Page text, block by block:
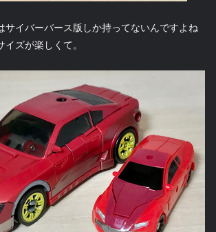
イバーバース版しか持ってないんですよね
ズが楽しくて。